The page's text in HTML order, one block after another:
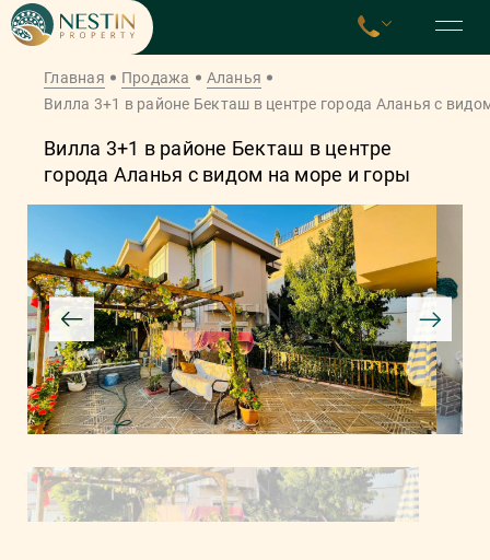
Главная Продажа
Аланья
Вилла 3+1 в районе Бекташ в центре города Аланья с
Вилла 3+1 в районе Бекташ в центре
города Аланья с видом на море и горы